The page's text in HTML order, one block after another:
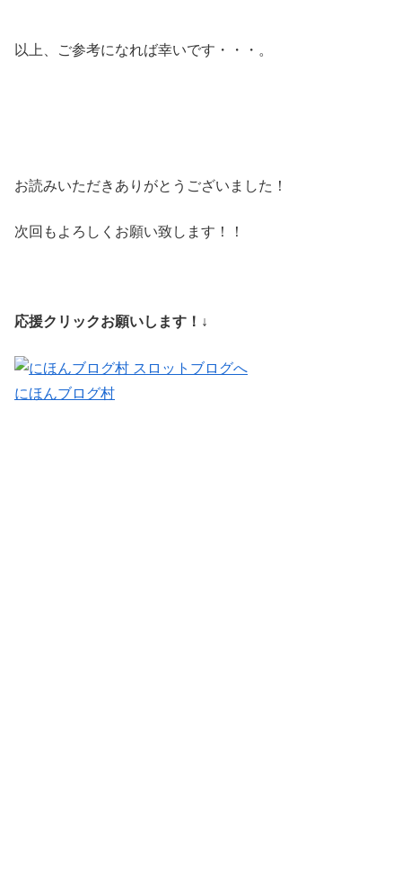
以上、ご参考になれば幸いです・・・。
お読みいただきありがとうございました！
次回もよろしくお願い致します！！
応援クリックお願いします！↓
にほんブログ村